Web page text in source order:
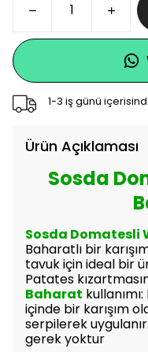
1-3 iş günü
Ürün Açıklaması
Sosda
Sosda Domatesli
Baharatlı bir
tavuk için ideal bir
Patates
Baharat kullanımı:
içinde bir karışım
serpilerek
gerek yoktur